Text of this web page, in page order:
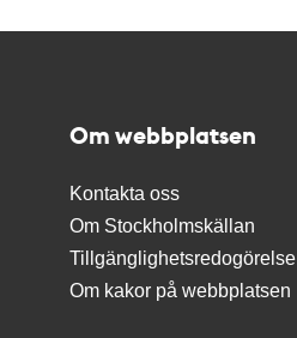
Om webbplatsen
Kontakta oss
Om Stockholmskällan
Tillgänglighetsredogörelse
Om kakor på webbplatsen